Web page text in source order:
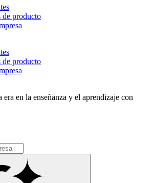
de producto
de producto
en la enseñanza y el aprendizaje con